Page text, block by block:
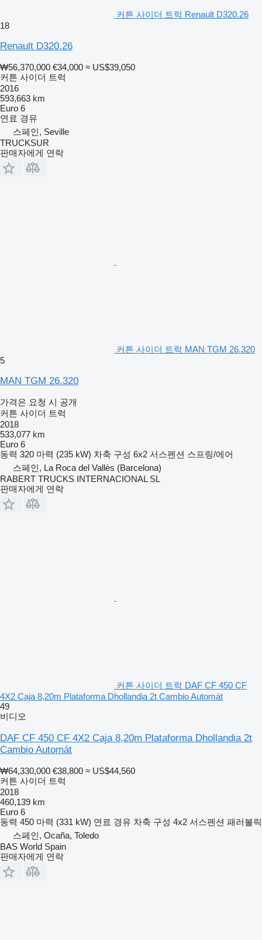
커튼 사이더 트럭 Renault D320.26
18
Renault D320.26
₩56,370,000 €34,000 ≈ US$39,050
커튼 사이더 트럭
2016
593,663 km
Euro 6
연료 경유
스페인, Seville
TRUCKSUR
판매자에게 연락
커튼 사이더 트럭 MAN TGM 26.320
5
MAN TGM 26.320
가격은 요청 시 공개
커튼 사이더 트럭
2018
533,077 km
Euro 6
동력 320 마력 (235 kW) 차축 구성 6x2 서스펜션 스프링/에어
스페인, La Roca del Vallès (Barcelona)
RABERT TRUCKS INTERNACIONAL SL
판매자에게 연락
커튼 사이더 트럭 DAF CF 450 CF
4X2 Caja 8,20m Plataforma Dhollandia 2t Cambio Automát
49
비디오
DAF CF 450 CF 4X2 Caja 8,20m Plataforma Dhollandia 2t
Cambio Automát
₩64,330,000 €38,800 ≈ US$44,560
커튼 사이더 트럭
2018
460,139 km
Euro 6
동력 450 마력 (331 kW) 연료 경유 차축 구성 4x2 서스펜션 패러볼릭
스페인, Ocaña, Toledo
BAS World Spain
판매자에게 연락